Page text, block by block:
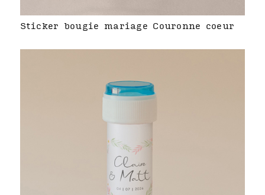
Sticker bougie mariage Couronne coeur